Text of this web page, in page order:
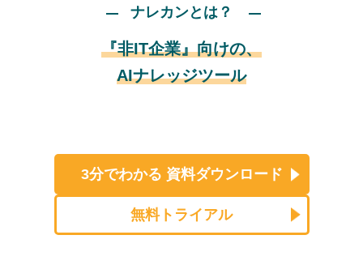
ナレカンとは？
『非IT企業』向けの、
AIナレッジツール
3分でわかる 資料ダウンロード
無料トライアル